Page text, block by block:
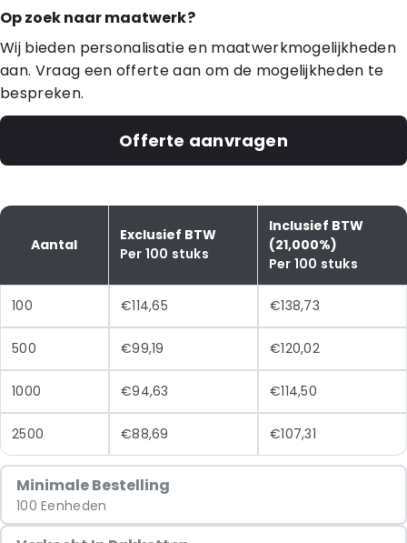
Op zoek naar maatwerk?
Wij bieden personalisatie en maatwerkmogelijkheden
aan. Vraag een offerte aan om de mogelijkheden te
bespreken.
Offerte aanvragen
Aantal
Exclusief BTW
Per 100 stuks
Inclusief BTW
(21,000%)
Per 100 stuks
100 €114,65 €138,73
500 €99,19 €120,02
1000 €94,63 €114,50
2500 €88,69 €107,31
Minimale Bestelling
100 Eenheden